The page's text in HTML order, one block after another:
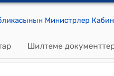
Шилтеме